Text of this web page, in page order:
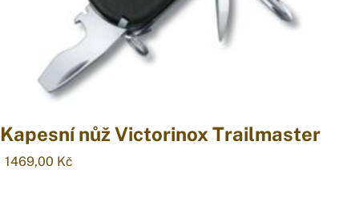
Kapesní nůž Victorinox Trailmaster
1469,00 Kč